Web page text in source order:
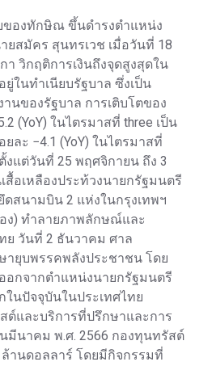
ของทักษิณ ขึ้นดำรงตำแหน่ง
ยสมัคร สุนทรเวช เมื่อวันที่ 18
า วิกฤติการเงินถึงจุดสูงสุดใน
ในทำเนียบรัฐบาล ซึ่งเป็น
นของรัฐบาล การเติบโตของ
(YoY) ในไตรมาสที่ three เป็น
ยละ −4.1 (YoY) ในไตรมาสที่
งแต่วันที่ 25 พฤศจิกายน ถึง 3
อเหลืองประท้วงนายกรัฐมนตรี
สนามบิน 2 แห่งในกรุงเทพฯ
ง) ทำลายภาพลักษณ์และ
ย วันที่ 2 ธันวาคม ศาล
ยุบพรรคพลังประชาชน โดย
อกจากตำแหน่งนายกรัฐมนตรี
นปัจจุบันในประเทศไทย
ต์และบริการที่ปรึกษาและการ
มีนาคม พ.ศ. 2566 กองทุนทรัสต์
านดอลลาร์ โดยมีกิจกรรมที่